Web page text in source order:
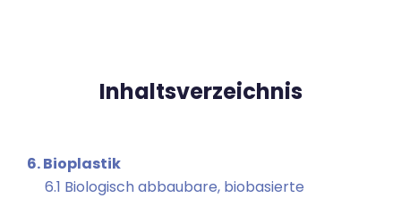
Inhaltsverzeichnis
6. Bioplastik
6.1 Biologisch abbaubare, biobasierte